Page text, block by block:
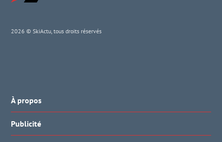
2026 © SkiActu, tous droits réservés
À propos
Publicité